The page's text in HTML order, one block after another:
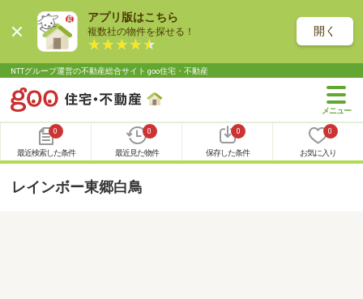
アプリ版はこちら
複数社の物件を探せる！ 開く
NTTグループ運営の不動産総合サイト goo住宅・不動産
0
最近検索した条件
0
最近見た物件
0
保存した条件
0
お気に入り
レインボー東郷白鳥